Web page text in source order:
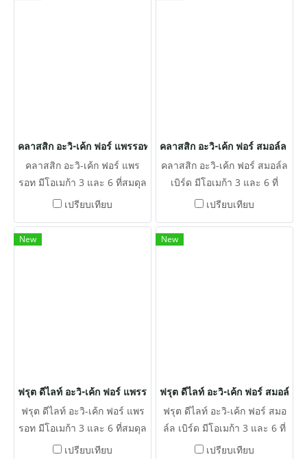
คลาสสิก อะวิ-เค้ก ฟอร์ แพรรอท
คลาสสิก อะวิ-เค้ก ฟอร์ แพร
รอท มีโอเมก้า 3 และ 6 ที่สมดุล
เพื่อส่งเสริมระบบภูมิคุ้มกันที่
เปรียบเทียบ
คลาสสิก อะวิ-เค้ก ฟอร์ สมอล์ล เบิร์
คลาสสิก อะวิ-เค้ก ฟอร์ สมอล์ล
เบิร์ด มีโอเมก้า 3 และ 6 ที่
สมดุลเพื่อส่งเสริมระบบ
คุณภาพของผิวหนังและขน
เปรียบเทียบ
New
ฟรุต ดีไลท์ อะวิ-เค้ก ฟอร์ แพรรอท
ฟรุต ดีไลท์ อะวิ-เค้ก ฟอร์ แพร
รอท มีโอเมก้า 3 และ 6 ที่สมดุล
เพื่อส่งเสริมระบบภูมิคุ้มกันที่
เปรียบเทียบ
New
ฟรุต ดีไลท์ อะวิ-เค้ก ฟอร์ สมอล์ล เ
ฟรุต ดีไลท์ อะวิ-เค้ก ฟอร์ สมอ
ล์ล เบิร์ด มีโอเมก้า 3 และ 6 ที่
สมดุลเพื่อส่งเสริมระบบ
เปรียบเทียบ